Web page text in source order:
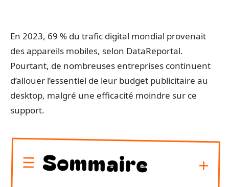
En 2023, 69 % du trafic digital mondial provenait
des appareils mobiles, selon DataReportal.
Pourtant, de nombreuses entreprises continuent
d’allouer l’essentiel de leur budget publicitaire au
desktop, malgré une efficacité moindre sur ce
support.
Sommaire